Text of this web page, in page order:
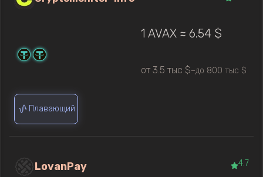
1 AVAX ≈ 6.54 $
от 3.5 тыс $—до 800 тыс $
Плавающий
LovanPay 4.7